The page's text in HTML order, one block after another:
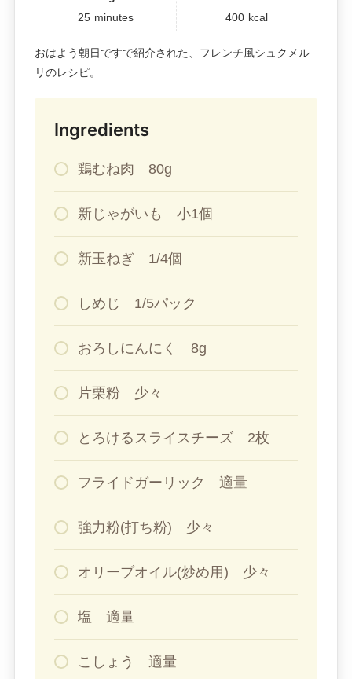
25 minutes
400 kcal
おはよう朝日ですで紹介された、フレンチ風シュクメル
リのレシピ。
Ingredients
鶏むね肉 80g
新じゃがいも 小1個
新玉ねぎ 1/4個
しめじ 1/5パック
おろしにんにく 8g
片栗粉 少々
とろけるスライスチーズ 2枚
フライドガーリック 適量
強力粉(打ち粉) 少々
オリーブオイル(炒め用) 少々
塩 適量
こしょう 適量